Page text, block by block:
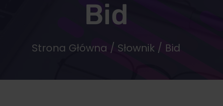
Bid
Strona Główna / Słownik / Bid